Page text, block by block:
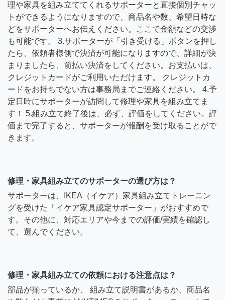
理や家具を組み立ててくれるサポーターと直接個別チャッ
トができるようになりますので、商品名や数、希望日時な
どをサポーターへお伝えください。ここで金額などの交渉
も可能です。 3.サポーターが「引き受ける」ボタンを押し
たら、依頼者様側で決済が可能になりますので、詳細が決
まりましたら、前払い決済をしてください。お支払いは、
クレジットカードがご利用いただけます。 クレジットカ
ードをお持ちでない方は事務局までご連絡ください。 4.予
定日時にサポーターが訪問して修理や家具を組み立てま
す！ 5.組み立て終了後は、必ず、評価をしてください。評
価まで完了すると、サポーターが報酬を受け取ることがで
きます。
修理・家具組み立てのサポーターの選び方は？
サポーターは、IKEA（イケア）家具組み立てトレーニン
グを受けた「イケア家具認定サポーター」がおすすめで
す。その他に、対応エリアや今までの評価/実績を確認し
て、選んでください。
修理・家具組み立ての依頼における注意点は？
部品が揃っているか、 組み立て説明書があるか、商品名